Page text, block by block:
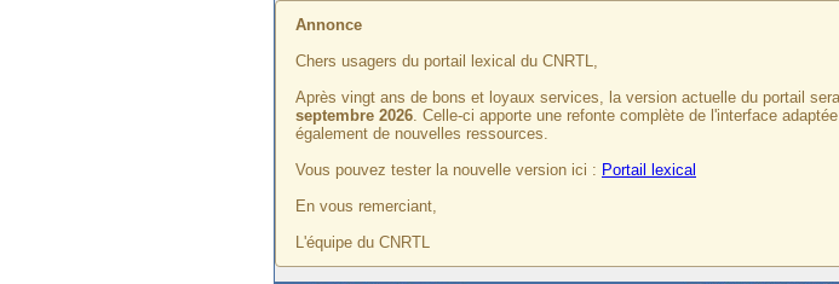
Annonce
Chers usagers du portail lexical du CNRTL,
Après vingt ans de bons et loyaux services, la version actuelle du portail
septembre 2026. Celle-ci apporte une refonte complète de l'interface
également de nouvelles ressources.
Vous pouvez tester la nouvelle version ici : Portail lexical
En vous remerciant,
L'équipe du CNRTL